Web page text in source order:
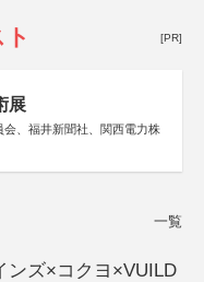
[PR]
展
、福井新聞社、関西電力株
一覧
ンズ×コクヨ×VUILD